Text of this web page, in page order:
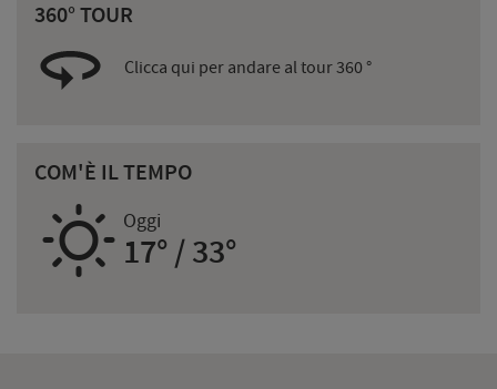
360° TOUR
Clicca qui per andare al tour 360 °
COM'È IL TEMPO
B Oggi
17° / 33°